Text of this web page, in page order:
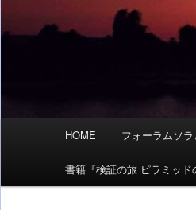
メ
HOME フォーラムソラ
書籍『検証の旅 ピラミッド